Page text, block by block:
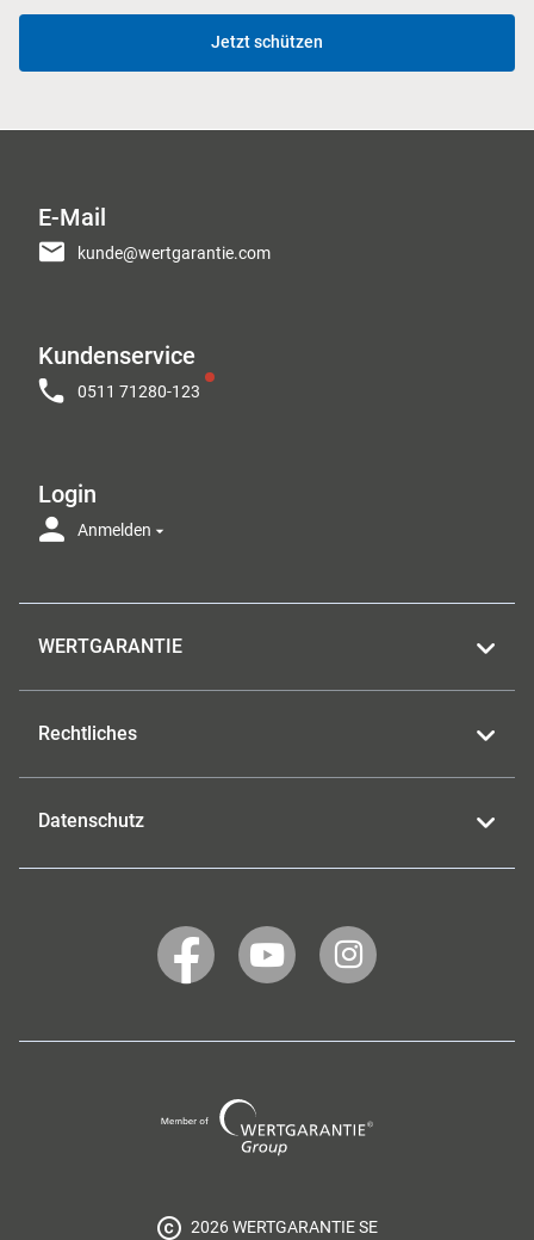
Jetzt schützen
E-Mail
kunde@wertgarantie.com
Kundenservice
0511 71280-123
Login
Anmelden
WERTGARANTIE
Rechtliches
Datenschutz
WERTGARANTIE
auf
WERTGARANTIE
auf
WERTGARANTIE
auf
Group
2026 WERTGARANTIE SE